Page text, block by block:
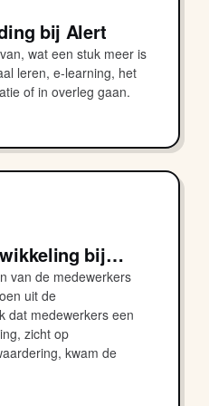
bij Alert
wat een stuk meer is
leren, e-learning, het
of in overleg gaan.
bij…
van de medewerkers
uit de
dat medewerkers een
zicht op
kwam de